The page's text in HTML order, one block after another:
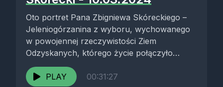
Oto portret Pana Zbigniewa Skóreckiego –
Jeleniogórzanina z wyboru, wychowanego
w powojennej rzeczywistości Ziem
Odzyskanych, którego życie połączyło
solidną edukację, karierę w „białym
górnictwie”...
PLAY 00:31:27